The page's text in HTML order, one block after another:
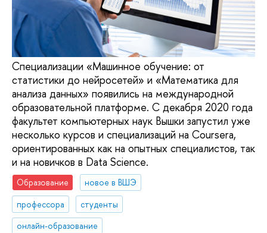
Специализации «Машинное обучение: от
статистики до нейросетей» и «Математика для
анализа данных» появились на международной
образовательной платформе. С декабря 2020 года
факультет компьютерных наук Вышки запустил уже
несколько курсов и специализаций на Coursera,
ориентированных как на опытных специалистов, так
и на новичков в Data Science.
Образование
новое в ВШЭ
профессора
студенты
онлайн-образование